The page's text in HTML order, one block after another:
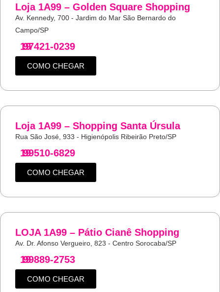
Loja 1A99 – Golden Square Shopping
Av. Kennedy, 700 - Jardim do Mar São Bernardo do
Campo/SP
19
97421-0239
COMO CHEGAR
Loja 1A99 – Shopping Santa Úrsula
Rua São José, 933 - Higienópolis Ribeirão Preto/SP
19
99510-6829
COMO CHEGAR
LOJA 1A99 – Pátio Cianê Shopping
Av. Dr. Afonso Vergueiro, 823 - Centro Sorocaba/SP
19
99889-2753
COMO CHEGAR